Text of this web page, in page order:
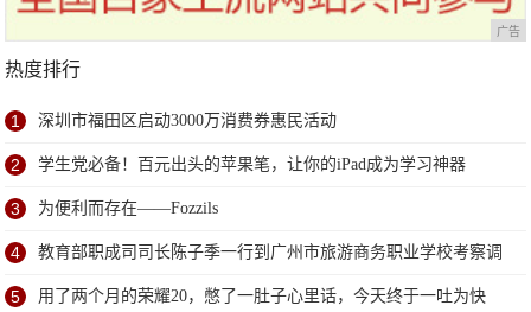
广告
热度排行
1 深圳市福田区启动3000万消费券惠民活动
2 学生党必备！百元出头的苹果笔，让你的iPad成为学习神器
3 为便利而存在——Fozzils
4 教育部职成司司长陈子季一行到广州市旅游商务职业学校考察调
研
5 用了两个月的荣耀20，憋了一肚子心里话，今天终于一吐为快